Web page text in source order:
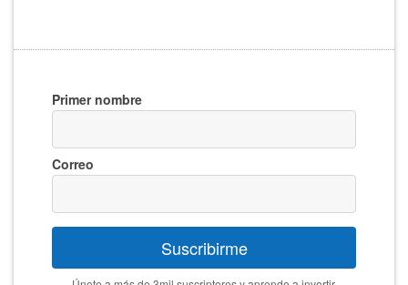
Primer nombre
Correo
Suscribirme